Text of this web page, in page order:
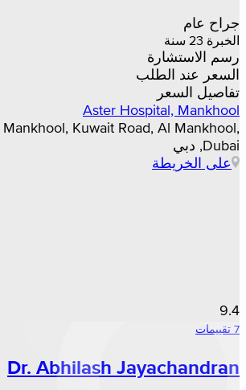
جراح عام
الخبرة 23 سنة
رسم الاستشارة
السعر عند الطلب
تفاصيل السعر
Aster Hospital, Mankhool
Mankhool, Kuwait Road, Al Mankhool,
Dubai, دبي
على الخريطة
9.4
Dr. Abhilash Jayachandran